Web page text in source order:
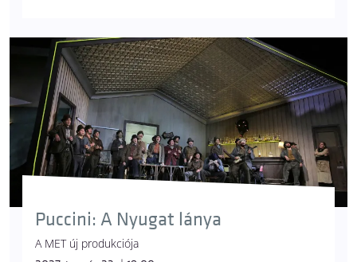
Puccini: A Nyugat lánya
A MET új produkciója